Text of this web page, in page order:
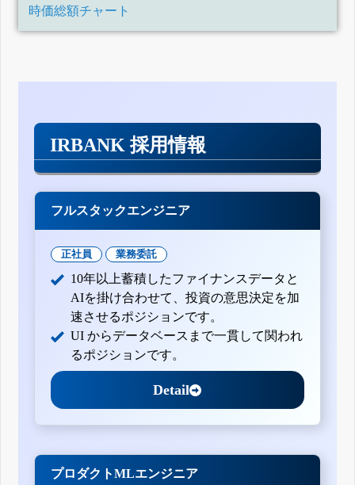
時価総額チャート
IRBANK 採用情報
フルスタックエンジニア
正社員 業務委託
10年以上蓄積したファイナンスデータと
AIを掛け合わせて、投資の意思決定を加
速させるポジションです。
UI からデータベースまで一貫して関われ
るポジションです。
Detail
プロダクトMLエンジニア